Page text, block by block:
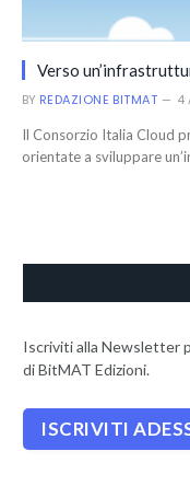
Verso
BY REDAZIONE BITMAT
4
Il Consorzio Italia Cloud
orientate a sviluppare
Iscriviti alla Newsletter
di BitMAT Edizioni.